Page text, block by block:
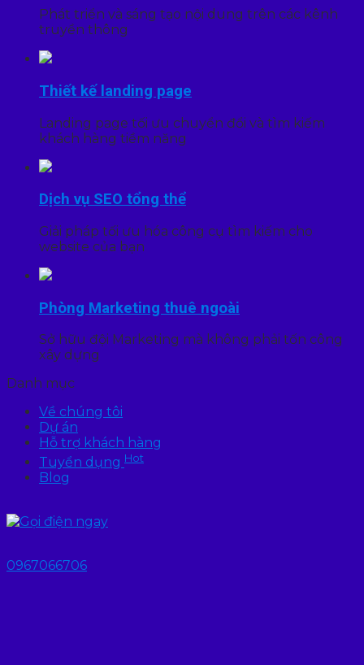
Phát triển và sáng tạo nội dung trên các kênh
truyền thông
Thiết kế landing page
Landing page tối ưu chuyển đổi và tìm kiếm
khách hàng tiềm năng
Dịch vụ SEO tổng thể
Giải pháp tối ưu hóa công cụ tìm kiếm cho
website của bạn
Phòng Marketing thuê ngoài
Sở hữu đội Marketing mà không phải tốn công
xây dựng
Danh mục
Về chúng tôi
Dự án
Hỗ trợ khách hàng
Tuyển dụng Hot
Blog
0967066706